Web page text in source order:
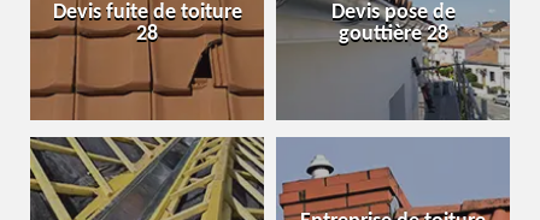
Devis fuite de toiture
28
Devis pose de
gouttière 28